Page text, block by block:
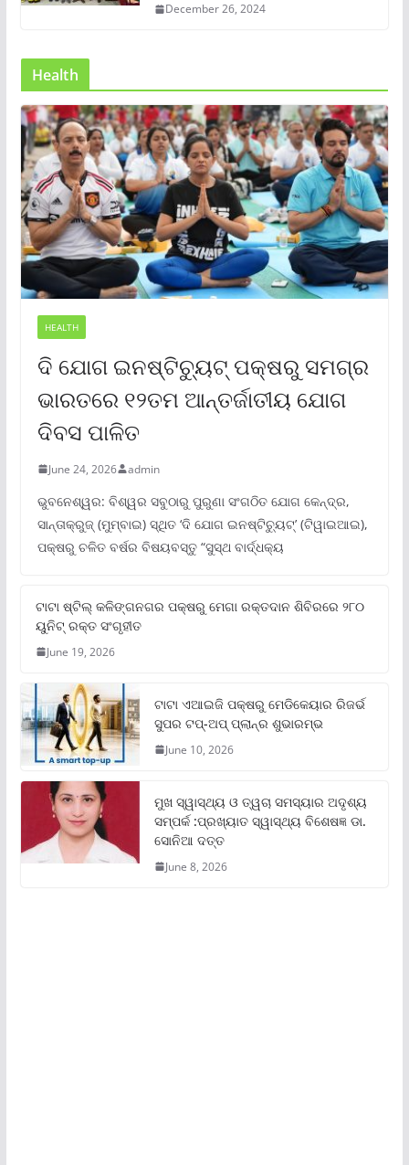
December 26, 2024
Health
HEALTH
ଦି ଯୋଗ ଇନଷ୍ଟିଚ୍ୟୁଟ୍ ପକ୍ଷରୁ ସମଗ୍ର
ଭାରତରେ ୧୨ତମ ଆନ୍ତର୍ଜାତୀୟ ଯୋଗ
ଦିବସ ପାଳିତ
June 24, 2026 admin
ଭୁବନେଶ୍ୱର: ବିଶ୍ୱର ସବୁଠାରୁ ପୁରୁଣା ସଂଗଠିତ ଯୋଗ କେନ୍ଦ୍ର,
ସାନ୍ତାକ୍ରୁଜ୍ (ମୁମ୍ବାଇ) ସ୍ଥିତ ‘ଦି ଯୋଗ ଇନଷ୍ଟିଚ୍ୟୁଟ୍‌’ (ଟିୱାଇଆଇ),
ପକ୍ଷରୁ ଚଳିତ ବର୍ଷର ବିଷୟବସ୍ତୁ “ସୁସ୍ଥ ବାର୍ଦ୍ଧକ୍ୟ
ଟାଟା ଷ୍ଟିଲ୍‌ କଳିଙ୍ଗନଗର ପକ୍ଷରୁ ମେଗା ରକ୍ତଦାନ ଶିବିରରେ ୨୮୦
ୟୁନିଟ୍‌ ରକ୍ତ ସଂଗୃହୀତ
June 19, 2026
ଟାଟା ଏଆଇଜି ପକ୍ଷରୁ ମେଡିକେୟାର ରିଜର୍ଭ
ସୁପର ଟପ୍‌-ଅପ୍ ପ୍ଲାନ୍‌ର ଶୁଭାରମ୍ଭ
June 10, 2026
ମୁଖ ସ୍ୱାସ୍ଥ୍ୟ ଓ ତ୍ୱଚା ସମସ୍ୟାର ଅଦୃଶ୍ୟ
ସମ୍ପର୍କ :ପ୍ରଖ୍ୟାତ ସ୍ୱାସ୍ଥ୍ୟ ବିଶେଷଜ୍ଞ ଡା.
ସୋନିଆ ଦତ୍ତ
June 8, 2026